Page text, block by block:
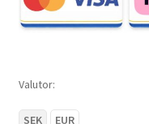
Valutor:
SEK EUR